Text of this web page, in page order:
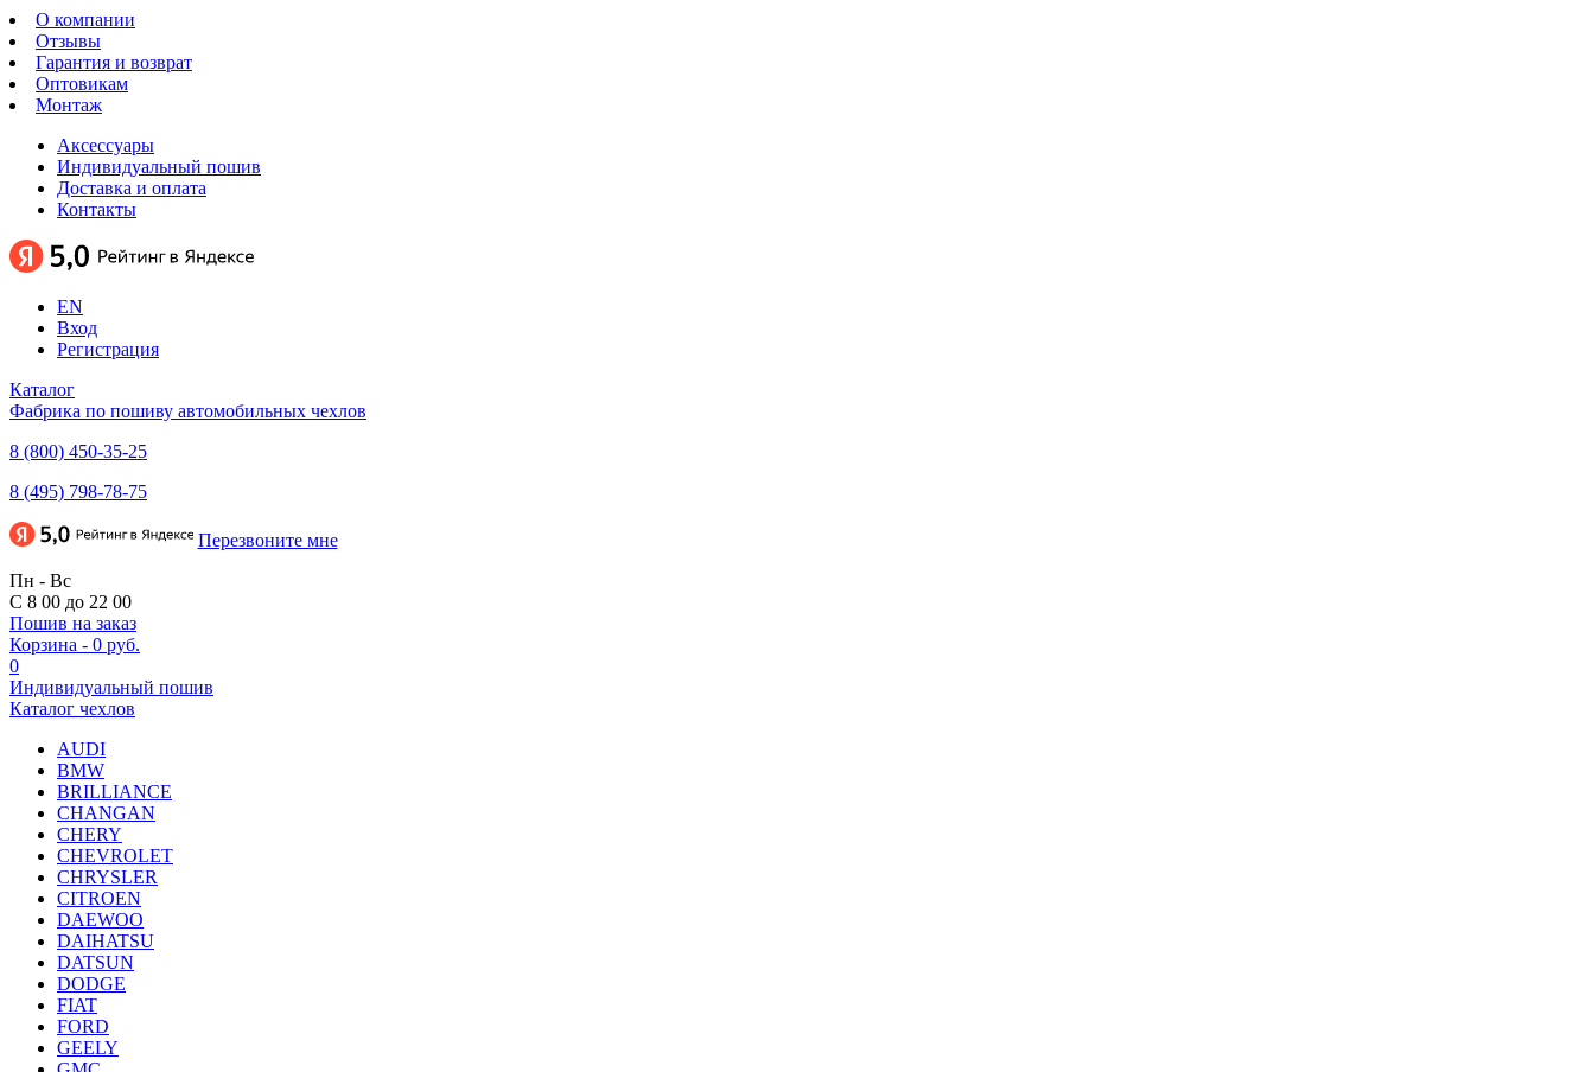
О компании
Отзывы
Гарантия и возврат
Оптовикам
Монтаж
Аксессуары
Индивидуальный пошив
Доставка и оплата
Контакты
EN
Вход
Регистрация
Каталог
Фабрика по пошиву автомобильных чехлов
8 (800) 450-35-25
8 (495) 798-78-75
Перезвоните мне
Пн - Вс
С 8 00 до 22 00
Пошив на заказ
Корзина - 0 руб.
0
Индивидуальный пошив
Каталог чехлов
AUDI
BMW
BRILLIANCE
CHANGAN
CHERY
CHEVROLET
CHRYSLER
CITROEN
DAEWOO
DAIHATSU
DATSUN
DODGE
FIAT
FORD
GEELY